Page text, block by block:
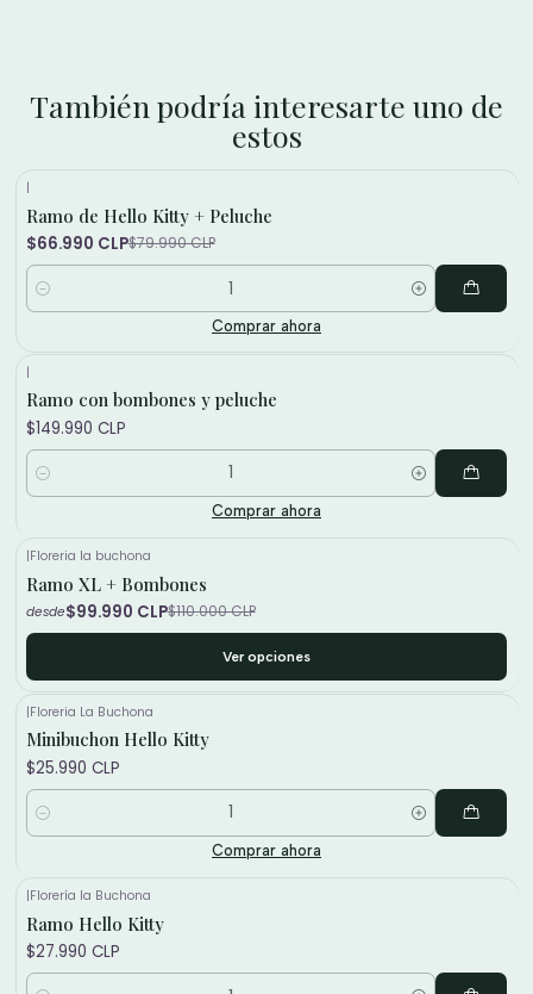
También podría interesarte uno de
estos
-16%
|
Ramo de Hello Kitty + Peluche
$66.990 CLP$79.990 CLP
Cantidad
Comprar ahora
|
Ramo con bombones y peluche
$149.990 CLP
Cantidad
Comprar ahora
-9%
|Floreria la buchona
Ramo XL + Bombones
desde$99.990 CLP$110.000 CLP
Ver opciones
|Floreria La Buchona
Minibuchon Hello Kitty
$25.990 CLP
Cantidad
Comprar ahora
|Florería la Buchona
Ramo Hello Kitty
$27.990 CLP